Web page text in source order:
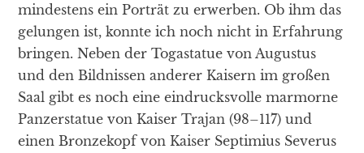
mindestens ein Porträt zu erwerben. Ob ihm das
gelungen ist, konnte ich noch nicht in Erfahrung
bringen. Neben der Togastatue von Augustus
und den Bildnissen anderer Kaisern im großen
Saal gibt es noch eine eindrucksvolle marmorne
Panzerstatue von Kaiser Trajan (98–117) und
einen Bronzekopf von Kaiser Septimius Severus